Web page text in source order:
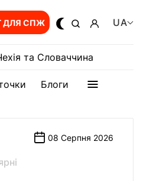
ДЛЯ СПЖ UA
та Словаччина
Блоги
08 Серпня 2026